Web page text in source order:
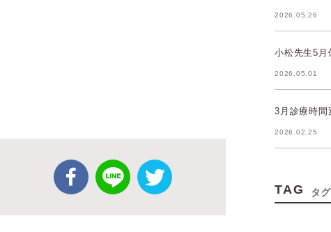
2026.05.26
小松先生5月
2026.05.01
3月診療時間
2026.02.25
TAG タグ